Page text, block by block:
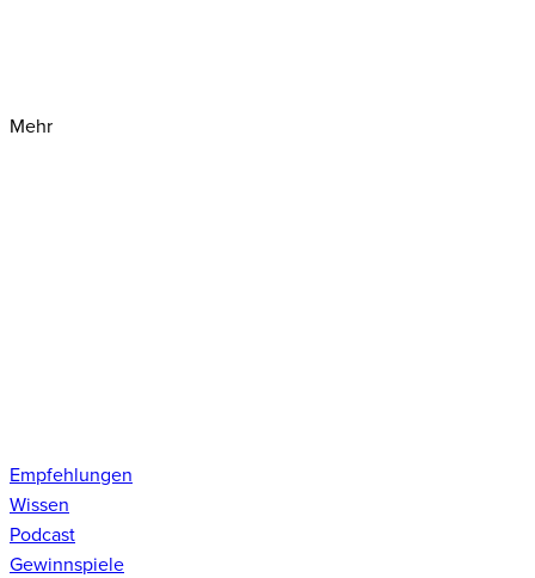
Mehr
Empfehlungen
Wissen
Podcast
Gewinnspiele